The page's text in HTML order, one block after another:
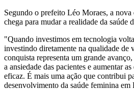
Segundo o prefeito Léo Moraes, a
chega para mudar a realidade da saúde
"Quando investimos em tecnologia
investindo diretamente na qualidade de
conquista representa um grande
a ansiedade das pacientes e aumentar
eficaz. É mais uma ação que contribui
desenvolvimento da saúde feminina em